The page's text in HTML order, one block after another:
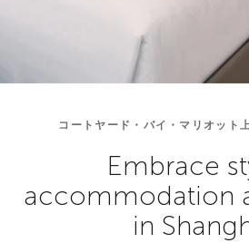
コートヤード・バイ・マリオット
Embrace
accommodation
in